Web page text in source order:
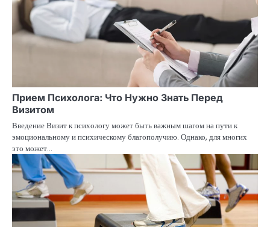
Прием Психолога: Что Нужно Знать Перед
Визитом
Введение Визит к психологу может быть важным шагом на пути к
эмоциональному и психическому благополучию. Однако, для многих
это может…